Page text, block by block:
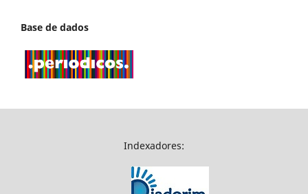
Base de dados
Indexadores: